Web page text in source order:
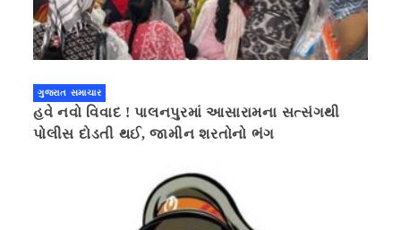
ગુજરાત સમાચાર
હવે નવો વિવાદ ! પાલનપુરમાં આસારામના સત્સંગથી
પોલીસ દોડતી થઈ, જામીન શરતોનો ભંગ